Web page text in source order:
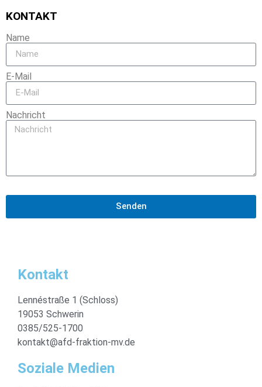
KONTAKT
Name
E-Mail
Nachricht
Senden
Kontakt
Lennéstraße 1 (Schloss)
19053 Schwerin
0385/525-1700
kontakt@afd-fraktion-mv.de
Soziale Medien